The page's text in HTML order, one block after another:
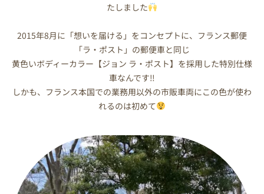
たしました
2015年8月に「想いを届ける」をコンセプトに、フランス郵便
「ラ・ポスト」の郵便車と同じ
黄色いボディーカラー【ジョン ラ・ポスト】を採用した特別仕様
車なんです‼
しかも、フランス本国での業務用以外の市販車両にこの色が使わ
れるのは初めて